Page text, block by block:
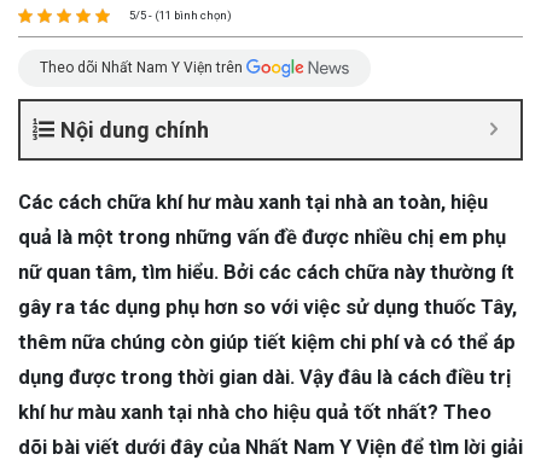
5/5 - (11 bình chọn)
Theo dõi Nhất Nam Y Viện trên
Nội dung chính
Các cách chữa khí hư màu xanh tại nhà an toàn, hiệu
quả là một trong những vấn đề được nhiều chị em phụ
nữ quan tâm, tìm hiểu. Bởi các cách chữa này thường ít
gây ra tác dụng phụ hơn so với việc sử dụng thuốc Tây,
thêm nữa chúng còn giúp tiết kiệm chi phí và có thể áp
dụng được trong thời gian dài. Vậy đâu là cách điều trị
khí hư màu xanh tại nhà cho hiệu quả tốt nhất? Theo
dõi bài viết dưới đây của Nhất Nam Y Viện để tìm lời giải